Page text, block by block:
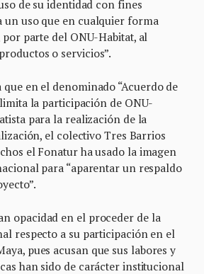
de su identidad con fines
un uso que en cualquier forma
parte del ONU-Habitat, al
o servicios”.
que en el denominado “Acuerdo de
la participación de ONU-
para la realización de la
el colectivo Tres Barrios
el Fonatur ha usado la imagen
para “aparentar un respaldo
opacidad en el proceder de la
respecto a su participación en el
pues acusan que sus labores y
han sido de carácter institucional